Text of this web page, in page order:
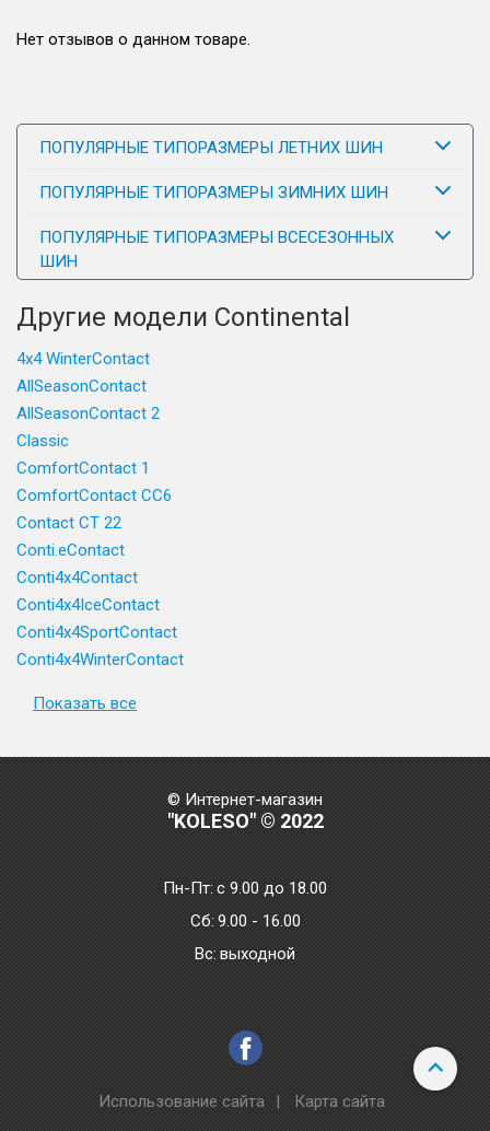
Нет отзывов о данном товаре.
ПОПУЛЯРНЫЕ ТИПОРАЗМЕРЫ ЛЕТНИХ ШИН
ПОПУЛЯРНЫЕ ТИПОРАЗМЕРЫ ЗИМНИХ ШИН
ПОПУЛЯРНЫЕ ТИПОРАЗМЕРЫ ВСЕСЕЗОННЫХ
ШИН
Другие модели Continental
4x4 WinterContact
AllSeasonContact
AllSeasonContact 2
Classic
ComfortContact 1
ComfortContact CC6
Contact CT 22
Conti.eContact
Conti4x4Contact
Conti4x4IceContact
Conti4x4SportContact
Conti4x4WinterContact
Показать все
© Интернет-магазин
"KOLESO" © 2022
Пн-Пт:с 9.00 до 18.00
Сб: 9.00 - 16.00
Bc: выходной
Использование сайта | Карта сайта